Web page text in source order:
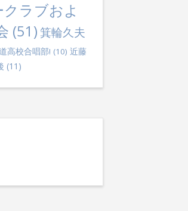
ラブおよ
(51) 箕輪久夫
高校合唱部! (10) 近藤
(11)